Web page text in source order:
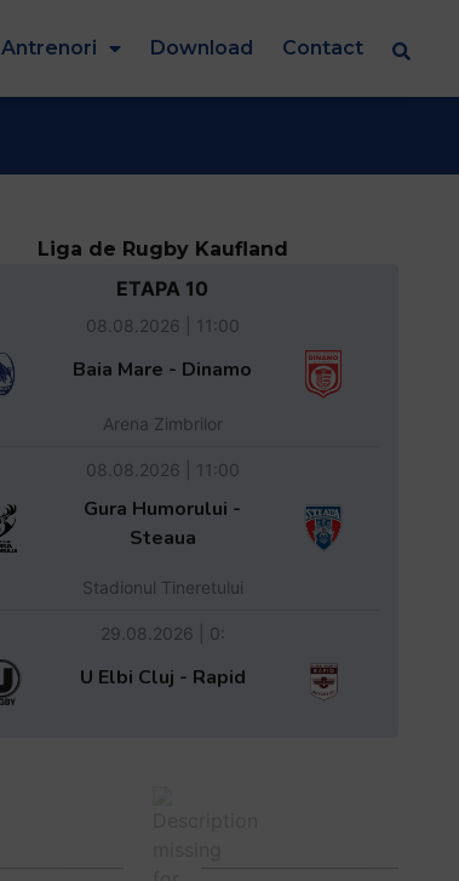
Antrenori Download Contact
Liga de Rugby Kaufland
ETAPA 10
08.08.2026 | 11:00
Baia Mare - Dinamo
Arena Zimbrilor
08.08.2026 | 11:00
Gura Humorului -
Steaua
Stadionul Tineretului
29.08.2026 | 0:
U Elbi Cluj - Rapid